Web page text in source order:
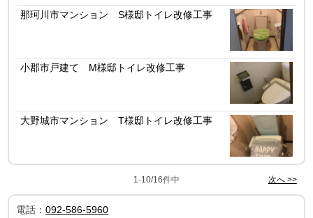
那珂川市マンション S様邸トイレ改修工事
小郡市戸建て M様邸トイレ改修工事
大野城市マンション T様邸トイレ改修工事
1-10/16件中 次へ >>
電話：092-586-5960